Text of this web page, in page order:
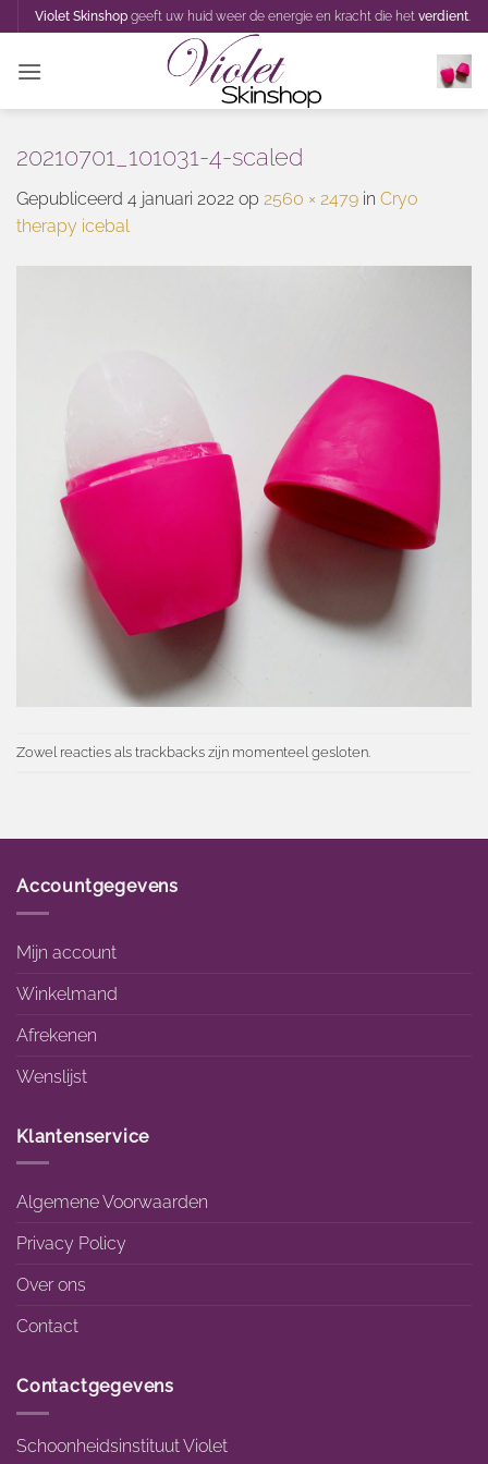
naar
inhoud
Violet Skinshopgeeft uw huid weer de energie en kracht die het verdient.
20210701_101031-4-scaled
Gepubliceerd 4 januari 2022 op 2560 × 2479 in Cryo
therapy icebal
Zowel reacties als trackbacks zijn momenteel gesloten.
Accountgegevens
Mijn account
Winkelmand
Afrekenen
Wenslijst
Klantenservice
Algemene Voorwaarden
Privacy Policy
Over ons
Contact
Contactgegevens
Schoonheidsinstituut Violet